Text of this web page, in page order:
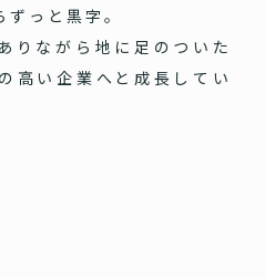
っと黒字。
りながら地に足のついた
高い企業へと成長してい